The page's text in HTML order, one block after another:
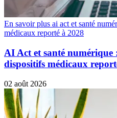
En savoir plus ai act et santé
médicaux reporté à 2028
AI Act et santé numérique
dispositifs médicaux
02 août 2026